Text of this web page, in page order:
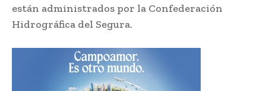
están administrados por la Confederación
Hidrográfica del Segura.